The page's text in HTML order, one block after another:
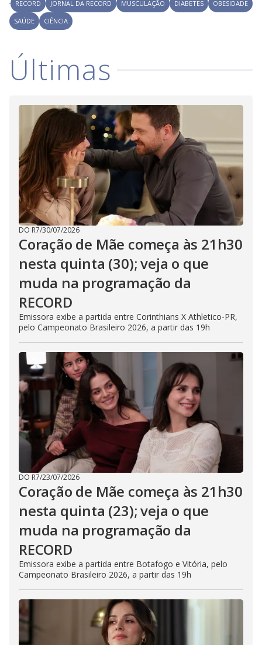
V
e
o
d
RECORD JORNAL DA RECORD MUSCULAÇÃO DIABETES
OBESIDADE
SAÚDE
CIÊNCIA
Últimas
DO R7/30/07/2026
Coração de Mãe começa às 21h30
nesta quinta (30); veja o que
muda na programação da
RECORD
Emissora exibe a partida entre Corinthians X Athletico-PR,
pelo Campeonato Brasileiro 2026, a partir das 19h
DO R7/23/07/2026
Coração de Mãe começa às 21h30
nesta quinta (23); veja o que
muda na programação da
RECORD
Emissora exibe a partida entre Botafogo e Vitória, pelo
Campeonato Brasileiro 2026, a partir das 19h